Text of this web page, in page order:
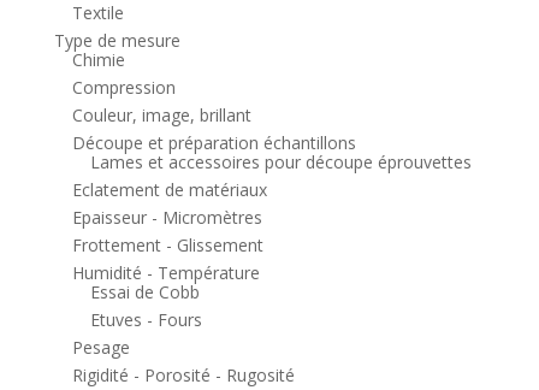
Textile
Type de mesure
Chimie
Compression
Couleur, image, brillant
Découpe et préparation échantillons
Lames et accessoires pour découpe éprouvettes
Eclatement de matériaux
Epaisseur - Micromètres
Frottement - Glissement
Humidité - Température
Essai de Cobb
Etuves - Fours
Pesage
Rigidité - Porosité - Rugosité